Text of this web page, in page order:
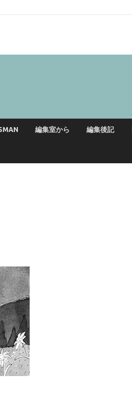
編集室から 編集後記